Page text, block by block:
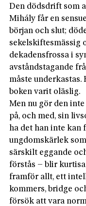
Den dödsdrift som
Mihály får en
början och slut;
sekelskiftesmässig
dekadensfrossa i
avståndstagande
måste underkastas.
boken varit oläslig.
Men nu gör den
på, och med, sin
ha det han inte kan
ungdomskärlek
särskilt eggande
förstås – blir
framför allt, ett
kommers, bridge
försök att vara